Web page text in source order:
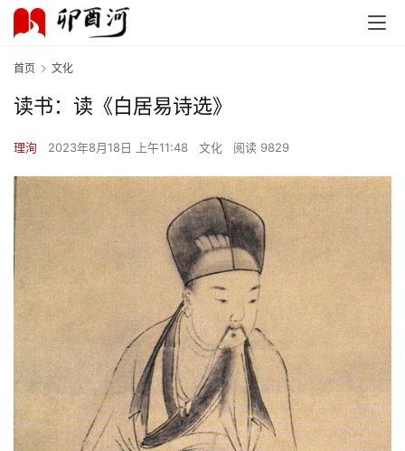
首页 文化
读书：读《白居易诗选》
理洵 2023年8月18日 上午11:48 文化 阅读 9829